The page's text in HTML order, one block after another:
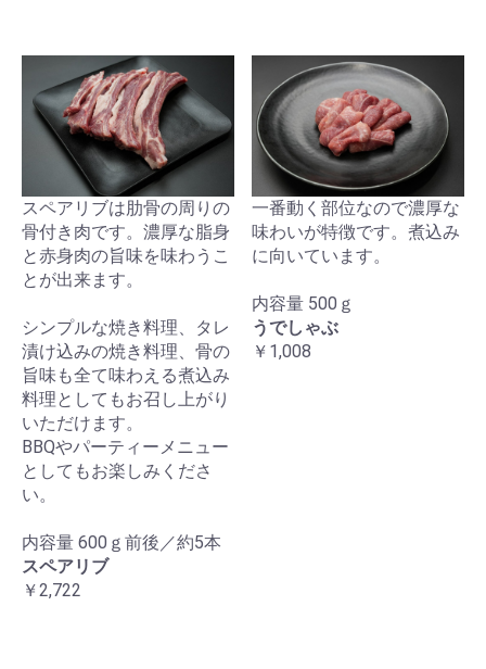
スペアリブは肋骨の周りの
骨付き肉です。濃厚な脂身
と赤身肉の旨味を味わうこ
とが出来ます。
シンプルな焼き料理、タレ
漬け込みの焼き料理、骨の
旨味も全て味わえる煮込み
料理としてもお召し上がり
いただけます。
BBQやパーティーメニュー
としてもお楽しみくださ
い。
内容量 600ｇ前後／約5本
スペアリブ
￥2,722
一番動く部位なので濃厚な
味わいが特徴です。煮込み
に向いています。
内容量 500ｇ
うでしゃぶ
￥1,008